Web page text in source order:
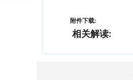
附件下载:
相关解读: